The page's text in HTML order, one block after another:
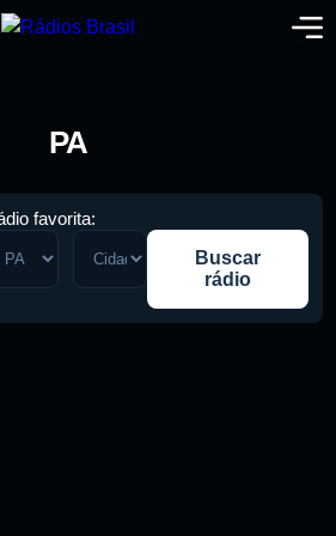
PA
favorita:
Buscar
rádio